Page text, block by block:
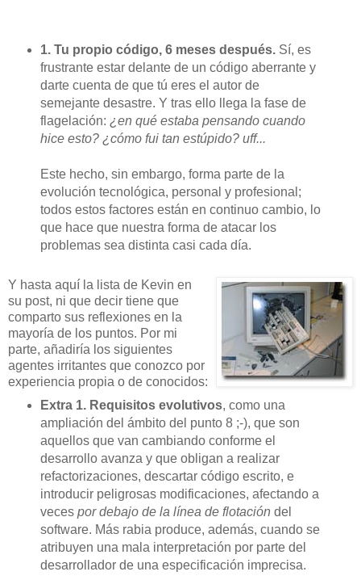
1. Tu propio código, 6 meses después.Sí, es
frustrante estar delante de un código aberrante y
darte cuenta de que tú eres el autor de
semejante desastre. Y tras ello llega la fase de
flagelación: ¿en qué estaba pensando cuando
hice esto? ¿cómo fui tan estúpido? uff...
Este hecho, sin embargo, forma parte de la
evolución tecnológica, personal y profesional;
todos estos factores están en continuo cambio, lo
que hace que nuestra forma de atacar los
problemas sea distinta casi cada día.
Y hasta aquí la lista de Kevin en
su post, ni que decir tiene que
comparto sus reflexiones en la
mayoría de los puntos. Por mi
parte, añadiría los siguientes
agentes irritantes que conozco por
experiencia propia o de conocidos:
Extra 1. Requisitos evolutivos, como una
ampliación del ámbito del punto 8 ;-), que son
aquellos que van cambiando conforme el
desarrollo avanza y que obligan a realizar
refactorizaciones, descartar código escrito, e
introducir peligrosas modificaciones, afectando a
veces por debajo de la línea de flotación del
software. Más rabia produce, además, cuando se
atribuyen una mala interpretación por parte del
desarrollador de una especificación imprecisa.